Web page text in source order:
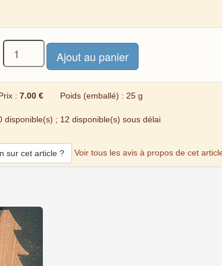
: 7.00 € Poids (emballé) : 25 g
disponible(s) ; 12 disponible(s) sous délai
sur cet article ? Voir tous les avis à propos de cet